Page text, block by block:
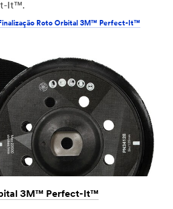
It™.
Roto Orbital 3M™ Perfect-It™
3M™ Perfect-It™